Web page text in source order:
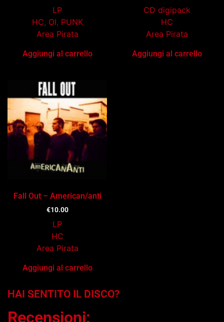
LP
HC, OI, PUNK
Area Pirata
Aggiungi al carrello
CD digipack
HC
Area Pirata
Aggiungi al carrello
Fall Out – American/anti
€10.00
LP
HC
Area Pirata
Aggiungi al carrello
HAI SENTITO IL DISCO?
Recensioni: